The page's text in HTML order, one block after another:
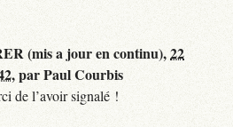
(mis a jour en continu),22
,parPaul Courbis
de l’avoir signalé !